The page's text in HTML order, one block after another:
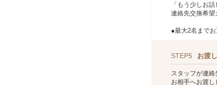
「もう少しお
連絡先交換希
●最大2名まで
STEP5 お渡
スタッフが連
お相手へお渡し